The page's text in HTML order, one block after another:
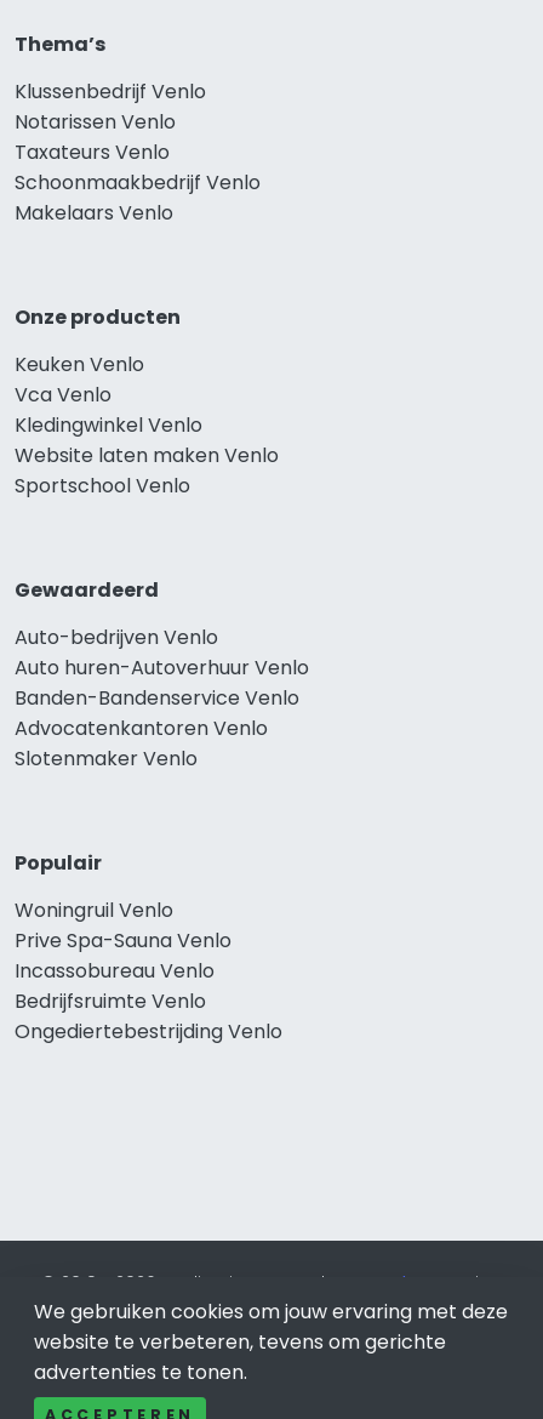
Thema’s
Klussenbedrijf Venlo
Notarissen Venlo
Taxateurs Venlo
Schoonmaakbedrijf Venlo
Makelaars Venlo
Onze producten
Keuken Venlo
Vca Venlo
Kledingwinkel Venlo
Website laten maken Venlo
Sportschool Venlo
Gewaardeerd
Auto-bedrijven Venlo
Auto huren-Autoverhuur Venlo
Banden-Bandenservice Venlo
Advocatenkantoren Venlo
Slotenmaker Venlo
Populair
Woningruil Venlo
Prive Spa-Sauna Venlo
Incassobureau Venlo
Bedrijfsruimte Venlo
Ongediertebestrijding Venlo
© 2019 - 2026 Realisatie en SEO door SEO-bureau
Lion
Internet. Betaal alleen voor bewezen resultaten?SEO
optimalisatie No Cure No Pay.Venlo is onderdeel van Lion
Internet.
We gebruiken cookies om jouw ervaring met deze
website te verbeteren, tevens om gerichte
advertenties te tonen.
ACCEPTEREN